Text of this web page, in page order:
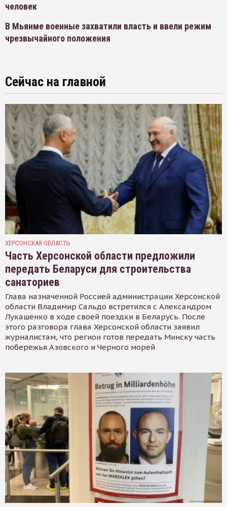
человек
В Мьянме военные захватили власть и ввели режим
чрезвычайного положения
Сейчас на главной
ХЕРСОНСКАЯ ОБЛАСТЬ
Часть Херсонской области предложили
передать Беларуси для строительства
санаториев
Глава назначенной Россией администрации Херсонской
области Владимир Сальдо встретился с Александром
Лукашенко в ходе своей поездки в Беларусь. После
этого разговора глава Херсонской области заявил
журналистам, что регион готов передать Минску часть
побережья Азовского и Черного морей